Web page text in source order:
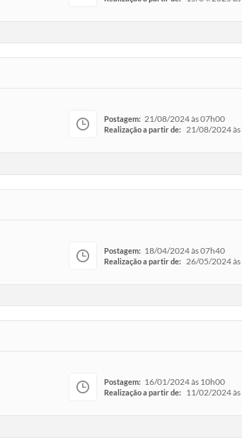
Postagem: 21/08/2024 às 07h00
Realização a partir de: 21/08/2024
Postagem: 18/04/2024 às 07h40
Realização a partir de: 26/05/2024
Postagem: 16/01/2024 às 10h00
Realização a partir de: 11/02/2024